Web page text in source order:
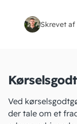
Skrevet
Ved
der tale om et